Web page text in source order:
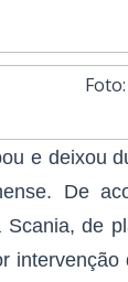
e deixou
De
de